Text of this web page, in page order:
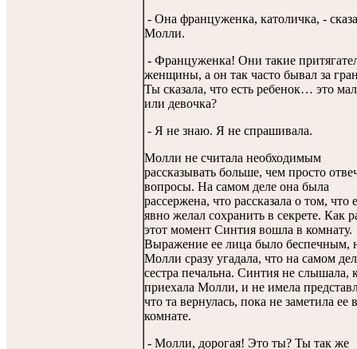
- Она француженка, католичка, -
Молли.
- Француженка! Они такие
женщины, а он так часто бывал за
Ты сказала, что есть ребенок… это
или девочка?
- Я не знаю. Я не спрашивала.
Молли не считала необходимым
рассказывать больше, чем просто
вопросы. На самом деле она была
рассержена, что рассказала о том, что
явно желал сохранить в секрете. Как
этот момент Синтия вошла в комнату.
Выражение ее лица было беспечным,
Молли сразу угадала, что на самом
сестра печальна. Синтия не слышала,
приехала Молли, и не имела
что та вернулась, пока не заметила ее в
комнате.
- Молли, дорогая! Это ты? Ты так же